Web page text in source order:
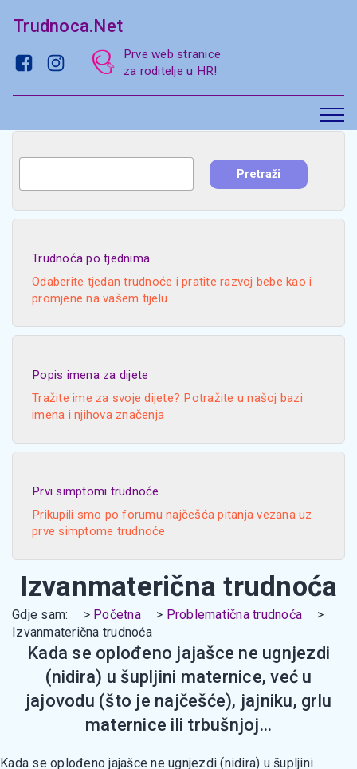
Trudnoca.Net
Prve web stranice
za roditelje u HR!
Trudnoća po tjednima
Odaberite tjedan trudnoće i pratite razvoj bebe kao i
promjene na vašem tijelu
Popis imena za dijete
Tražite ime za svoje dijete? Potražite u našoj bazi
imena i njihova značenja
Prvi simptomi trudnoće
Prikupili smo po forumu najčešća pitanja vezana uz
prve simptome trudnoće
Izvanmaterična trudnoća
Gdje sam: Početna
Problematična trudnoća
Izvanmaterična trudnoća
Kada se oplođeno jajašce ne ugnjezdi
(nidira) u šupljini maternice, već u
jajovodu (što je najčešće), jajniku, grlu
maternice ili trbušnjoj...
Kada se oplođeno jajašce ne ugnjezdi (nidira) u šupljini